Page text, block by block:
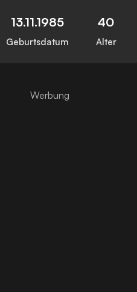
13.11.1985
Geburtsdatum
40
Alter